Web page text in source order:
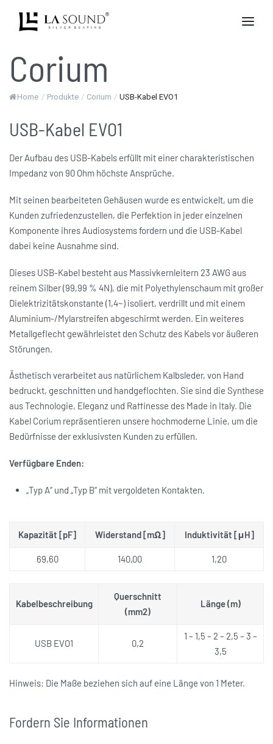
Corium
Home / Produkte / Corium / USB-Kabel EVO1
USB-Kabel EVO1
Der Aufbau des USB-Kabels erfüllt mit einer charakteristischen
Impedanz von 90 Ohm höchste Ansprüche.
Mit seinen bearbeiteten Gehäusen wurde es entwickelt, um die
Kunden zufriedenzustellen, die Perfektion in jeder einzelnen
Komponente ihres Audiosystems fordern und die USB-Kabel
dabei keine Ausnahme sind.
Dieses USB-Kabel besteht aus Massivkernleitern 23 AWG aus
reinem Silber (99,99 % 4N), die mit Polyethylenschaum mit großer
Dielektrizitätskonstante (1,4~) isoliert, verdrillt und mit einem
Aluminium-/Mylarstreifen abgeschirmt werden. Ein weiteres
Metallgeflecht gewährleistet den Schutz des Kabels vor äußeren
Störungen.
Ästhetisch verarbeitet aus natürlichem Kalbsleder, von Hand
bedruckt, geschnitten und handgeflochten. Sie sind die Synthese
aus Technologie, Eleganz und Raffinesse des Made in Italy. Die
Kabel Corium repräsentieren unsere hochmoderne Linie, um die
Bedürfnisse der exklusivsten Kunden zu erfüllen.
Verfügbare Enden:
„Typ A“ und „Typ B“ mit vergoldeten Kontakten.
Kapazität [pF] Widerstand [mΩ] Induktivität [μH]
69,60 140,00 1,20
Kabelbeschreibung
Querschnitt
(mm2)
Länge (m)
USB EVO1 0,2
1 – 1,5 – 2 – 2,5 – 3 –
3,5
Hinweis: Die Maße beziehen sich auf eine Länge von 1 Meter.
Fordern Sie Informationen